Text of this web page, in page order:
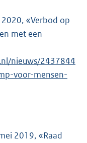
«Verbod op
met een
nieuws/2437844
voor-mensen-
2019, «Raad